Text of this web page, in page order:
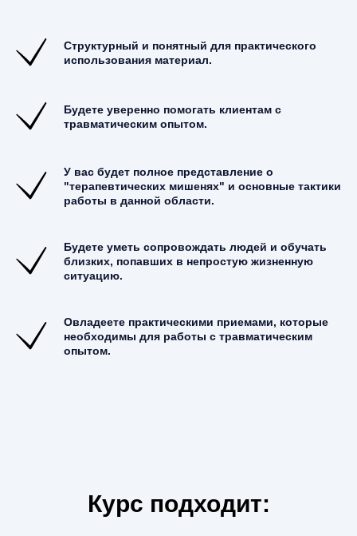
Структурный и понятный для практического
использования материал.
Будете уверенно помогать клиентам с
травматическим опытом.
У вас будет полное представление о
"терапевтических мишенях" и основные тактики
работы в данной области.
Будете уметь сопровождать людей и обучать
близких, попавших в непростую жизненную
ситуацию.
Овладеете практическими приемами, которые
необходимы для работы с травматическим
опытом.
Курс подходит: